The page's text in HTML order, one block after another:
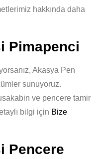
hakkında daha
Pimapenci
Akasya Pen
sunuyoruz.
ve pencere tamir
bilgi için Bize
Pencere